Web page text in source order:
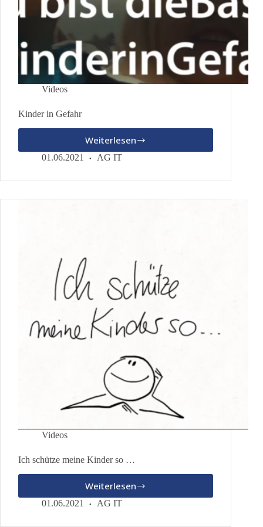
Videos
Kinder in Gefahr
Weiterlesen
Kinder
in
01.06.2021 AG IT
Videos
Ich schütze meine Kinder so …
Weiterlesen
Ich
schütze
01.06.2021 AG IT